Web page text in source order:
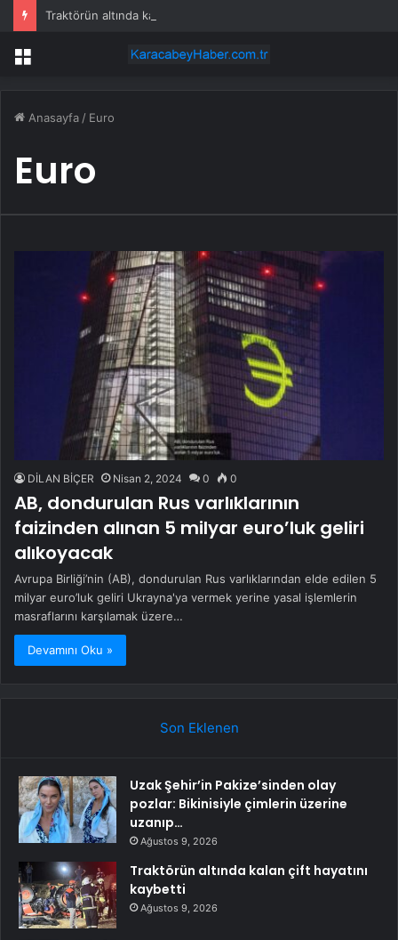
Traktörün altında kalan çift hayatını kaybetti
Menü
Anasayfa / Euro
Euro
DİLAN BİÇER Nisan 2, 2024 0 0
AB, dondurulan Rus varlıklarının
faizinden alınan 5 milyar euro’luk geliri
alıkoyacak
Avrupa Birliği’nin (AB), dondurulan Rus varlıklarından elde edilen 5
milyar euro’luk geliri Ukrayna'ya vermek yerine yasal işlemlerin
masraflarını karşılamak üzere…
Devamını Oku »
Son Eklenen
Uzak Şehir’in Pakize’sinden olay
pozlar: Bikinisiyle çimlerin üzerine
uzanıp…
Ağustos 9, 2026
Traktörün altında kalan çift hayatını
kaybetti
Ağustos 9, 2026